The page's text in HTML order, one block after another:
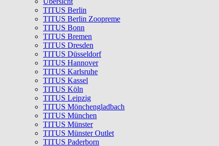
TITUS Berlin
TITUS Berlin Zoopreme
TITUS Bonn
TITUS Bremen
TITUS Dresden
TITUS Düsseldorf
TITUS Hannover
TITUS Karlsruhe
TITUS Kassel
TITUS Köln
TITUS Leipzig
TITUS Mönchengladbach
TITUS München
TITUS Münster
TITUS Münster Outlet
TITUS Paderborn